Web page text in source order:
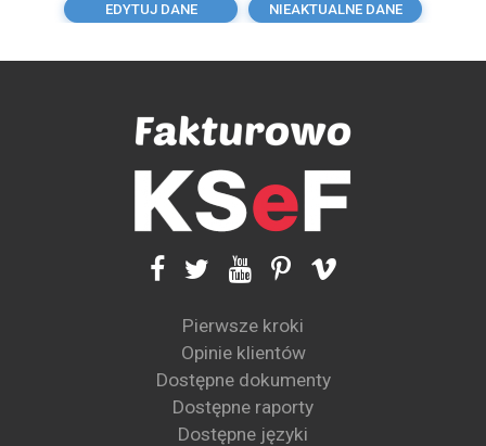
EDYTUJ DANE NIEAKTUALNE DANE
Pierwsze kroki
Opinie klientów
Dostępne dokumenty
Dostępne raporty
Dostępne języki